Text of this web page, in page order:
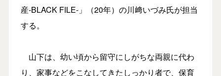
産-BLACK FILE-」（20年）の川﨑いづみ氏が担当
する。
山下は、幼い頃から留守にしがちな両親に代わ
り、家事などをこなしてきたしっかり者で、保育